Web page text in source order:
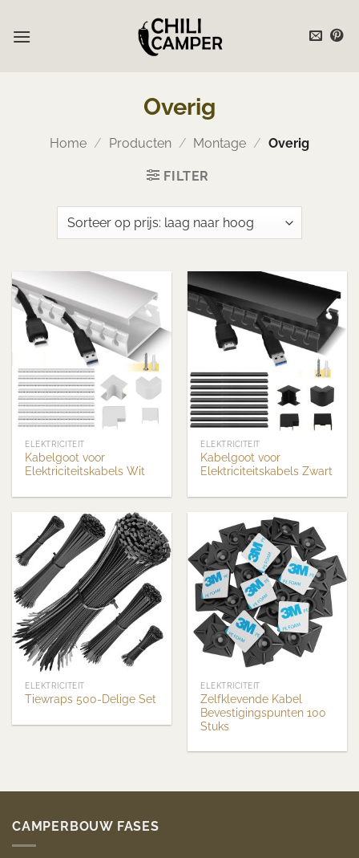
naar
Overig
Home / Producten / Montage / Overig
FILTER
ELEKTRICITEIT
Kabelgoot voor
Elektriciteitskabels Wit
ELEKTRICITEIT
Kabelgoot voor
Elektriciteitskabels Zwart
ELEKTRICITEIT
Tiewraps 500-Delige Set
ELEKTRICITEIT
Zelfklevende Kabel
Bevestigingspunten 100
Stuks
CAMPERBOUW FASES